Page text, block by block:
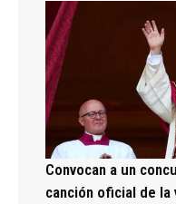
Convocan a un
canción oficial de la